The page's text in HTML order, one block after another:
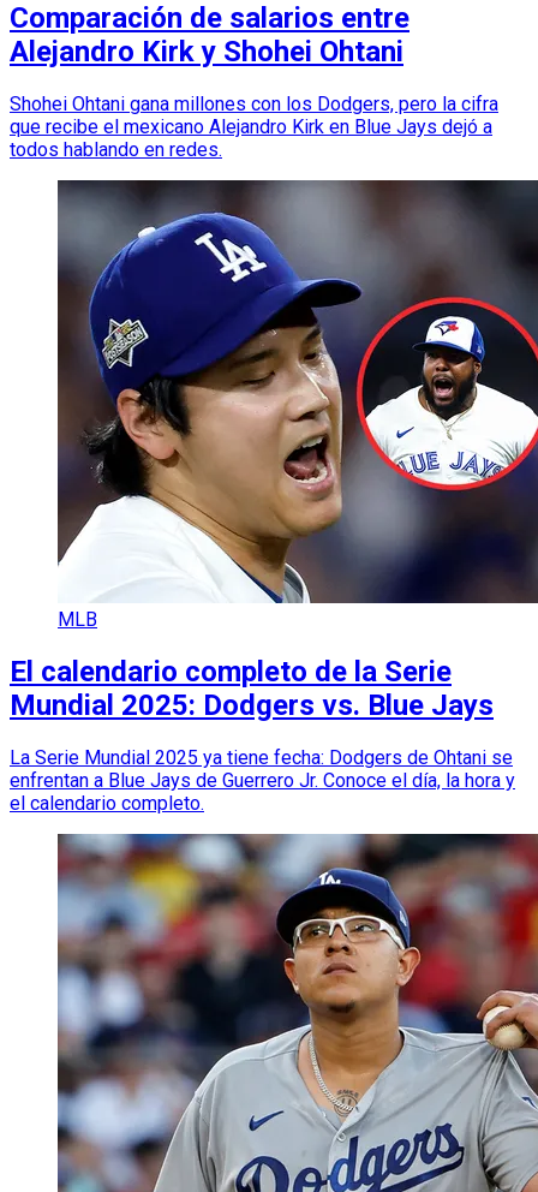
Comparación de salarios entre
Alejandro Kirk y Shohei Ohtani
Shohei Ohtani gana millones con los Dodgers, pero la cifra
que recibe el mexicano Alejandro Kirk en Blue Jays dejó a
todos hablando en redes.
MLB
El calendario completo de la Serie
Mundial 2025: Dodgers vs. Blue Jays
La Serie Mundial 2025 ya tiene fecha: Dodgers de Ohtani se
enfrentan a Blue Jays de Guerrero Jr. Conoce el día, la hora y
el calendario completo.